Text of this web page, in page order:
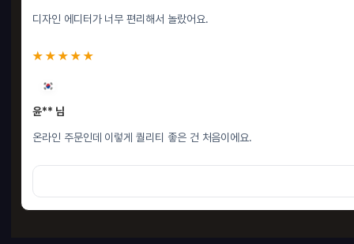
디자인 에디터가 너무 편리해서 놀랐어요.
★★★★★
윤** 님
온라인 주문인데 이렇게 퀄리티 좋은 건 처음이에요.